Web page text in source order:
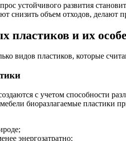
устойчивого развития
снизить объем отходов, делают
пластиков и их
видов пластиков, которые
с учетом способности
биоразлагаемые пластики
энергозатратно;